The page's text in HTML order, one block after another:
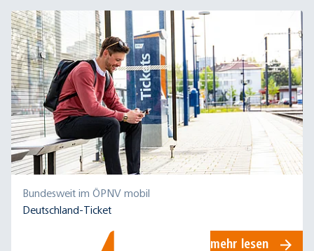
Bundesweit im ÖPNV mobil
Deutschland-Ticket
mehr lesen